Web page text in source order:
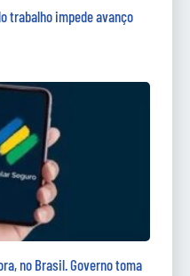
trabalho impede avanço
no Brasil. Governo toma